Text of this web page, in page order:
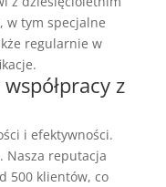
w tym specjalne
regularnie w
z
i efektywności.
Nasza reputacja
500 klientów, co